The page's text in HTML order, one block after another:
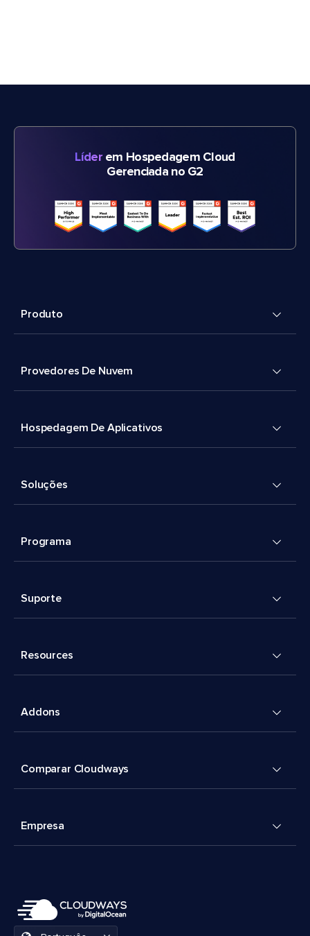
Líderem Hospedagem Cloud
Gerenciada no G2
Produto
Provedores De Nuvem
Hospedagem De Aplicativos
Soluções
Programa
Suporte
Resources
Addons
Comparar Cloudways
Empresa